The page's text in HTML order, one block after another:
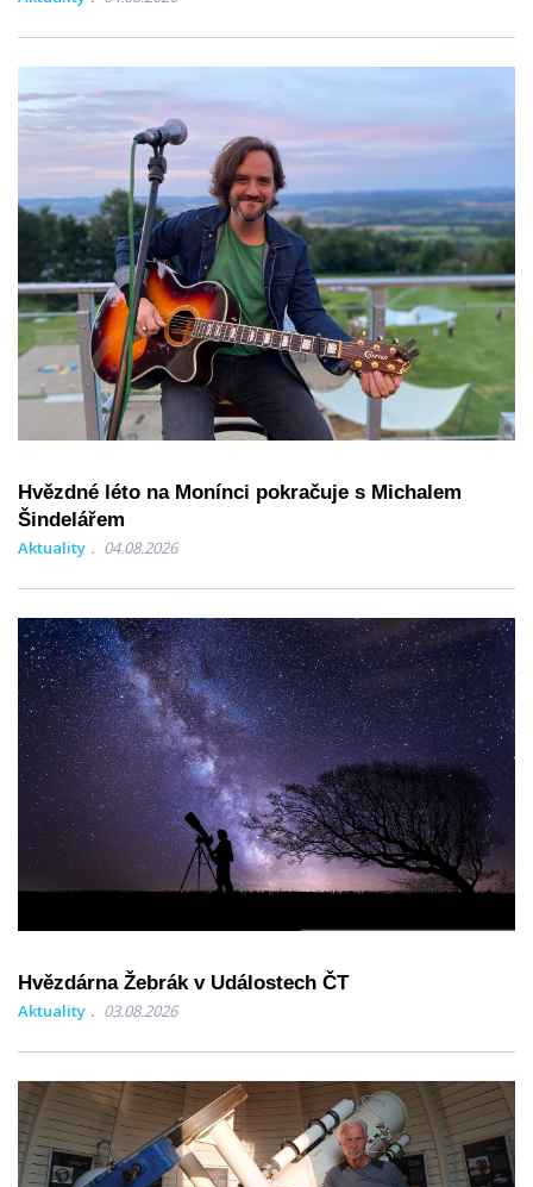
Hvězdné léto na Monínci pokračuje s Michalem
Šindelářem
Aktuality 04.08.2026
Hvězdárna Žebrák v Událostech ČT
Aktuality 03.08.2026